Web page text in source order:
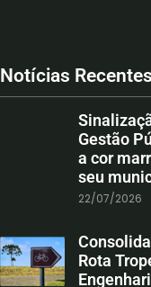
Notícias Recentes
Gestão
a cor
seu
22/07/2026
Rota